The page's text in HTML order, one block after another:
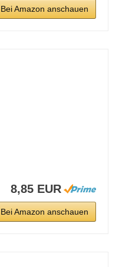
Bei Amazon anschauen
8,85 EUR
Bei Amazon anschauen